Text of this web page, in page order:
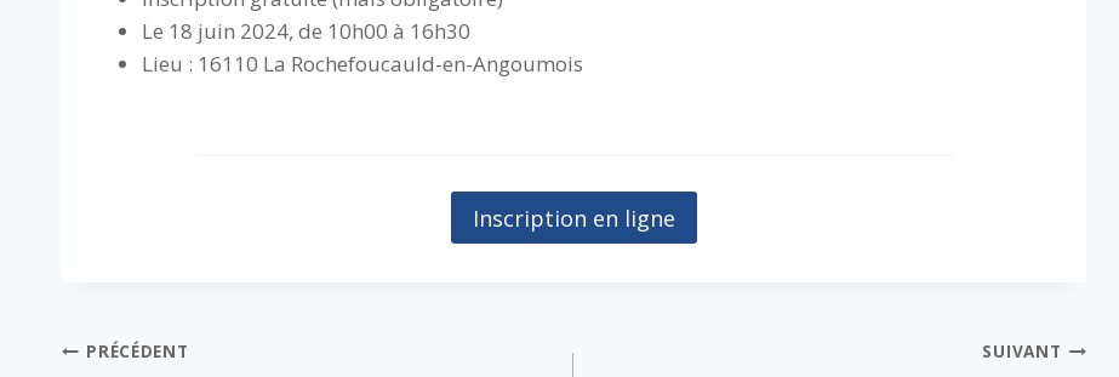
Le 18 juin 2024, de 10h00 à 16h30
Lieu : 16110 La Rochefoucauld-en-Angoumois
Inscription en ligne
Navigation
PRÉCÉDENT SUIVANT